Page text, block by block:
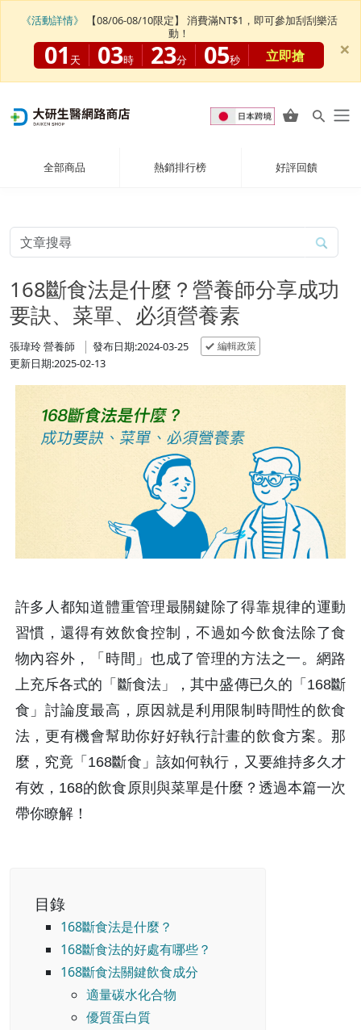
全部商品 熱銷排行榜 好評回饋
168斷食法是什麼？營養師分享成功
要訣、菜單、必須營養素
張瑋玲 營養師 發布日期:2024-03-25 編輯政策
更新日期:2025-02-13
許多人都知道體重管理最關鍵除了得靠規律的運動
習慣，還得有效飲食控制，不過如今飲食法除了食
物內容外，「時間」也成了管理的方法之一。網路
上充斥各式的「斷食法」，其中盛傳已久的「168斷
食」討論度最高，原因就是利用限制時間性的飲食
法，更有機會幫助你好好執行計畫的飲食方案。那
麼，究竟「168斷食」該如何執行，又要維持多久才
有效，168的飲食原則與菜單是什麼？透過本篇一次
帶你瞭解！
目錄
168斷食法是什麼？
168斷食法的好處有哪些？
168斷食法關鍵飲食成分
適量碳水化合物
優質蛋白質
《活動詳情》
【08/06-08/10限定】 消費滿NT$1，即可參加刮刮樂活
動！
01 天 03時 23分 04秒 立即搶 ×